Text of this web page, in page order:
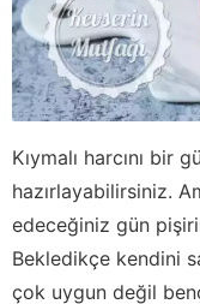
Kıymalı harcını bir
hazırlayabilirsiniz.
edeceğiniz gün
Bekledikçe kendini
çok uygun değil